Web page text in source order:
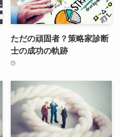
ただの頑固者？策略家診断
士の成功の軌跡